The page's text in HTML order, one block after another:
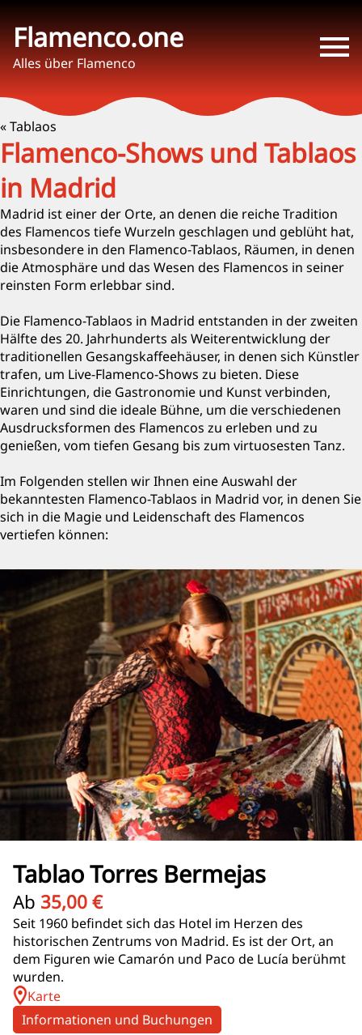
Flamenco.one
Alles über Flamenco
« Tablaos
Flamenco-Shows und Tablaos
in Madrid
Madrid ist einer der Orte, an denen die reiche Tradition
des Flamencos tiefe Wurzeln geschlagen und geblüht hat,
insbesondere in den Flamenco-Tablaos, Räumen, in denen
die Atmosphäre und das Wesen des Flamencos in seiner
reinsten Form erlebbar sind.
Die Flamenco-Tablaos in Madrid entstanden in der zweiten
Hälfte des 20. Jahrhunderts als Weiterentwicklung der
traditionellen Gesangskaffeehäuser, in denen sich Künstler
trafen, um Live-Flamenco-Shows zu bieten. Diese
Einrichtungen, die Gastronomie und Kunst verbinden,
waren und sind die ideale Bühne, um die verschiedenen
Ausdrucksformen des Flamencos zu erleben und zu
genießen, vom tiefen Gesang bis zum virtuosesten Tanz.
Im Folgenden stellen wir Ihnen eine Auswahl der
bekanntesten Flamenco-Tablaos in Madrid vor, in denen Sie
sich in die Magie und Leidenschaft des Flamencos
vertiefen können:
Tablao Torres Bermejas
Ab 35,00 €
Seit 1960 befindet sich das Hotel im Herzen des
historischen Zentrums von Madrid. Es ist der Ort, an
dem Figuren wie Camarón und Paco de Lucía berühmt
wurden.
Karte
Informationen und Buchungen